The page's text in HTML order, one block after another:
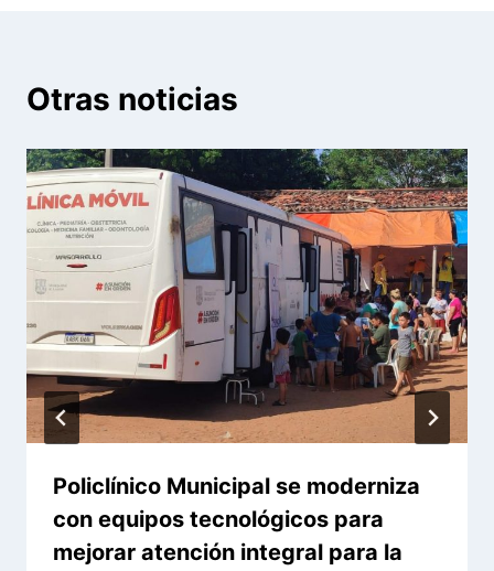
Otras noticias
Policlínico Municipal se moderniza
con equipos tecnológicos para
mejorar atención integral para la